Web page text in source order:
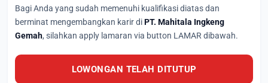
Bagi Anda yang sudah memenuhi kualifikasi diatas dan
berminat mengembangkan karir diPT. Mahitala Ingkeng
Gemah, silahkan apply lamaran via button LAMAR dibawah.
LOWONGAN TELAH DITUTUP